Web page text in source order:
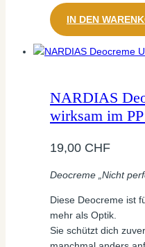
IN DEN
NARDIAS
wirksam im
19,00 CHF
Deocreme „Nicht
Diese Deocreme ist
mehr als Optik.
Sie schützt dich